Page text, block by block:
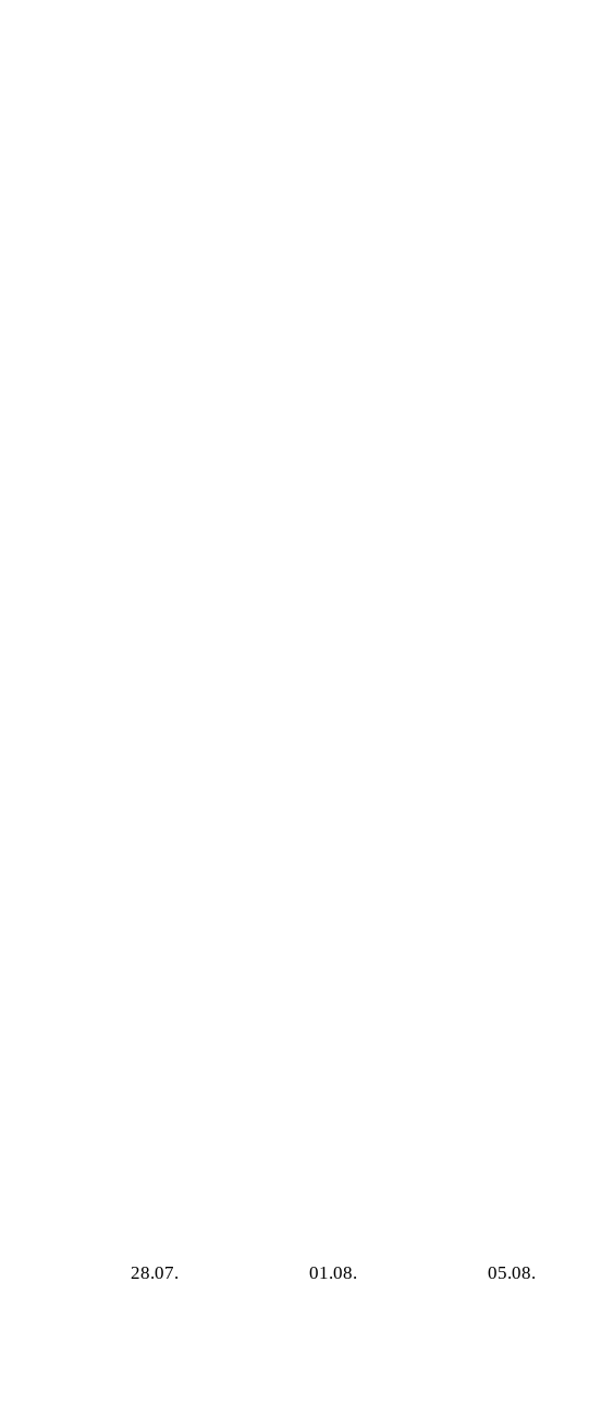
28.07. 01.08. 05.08.